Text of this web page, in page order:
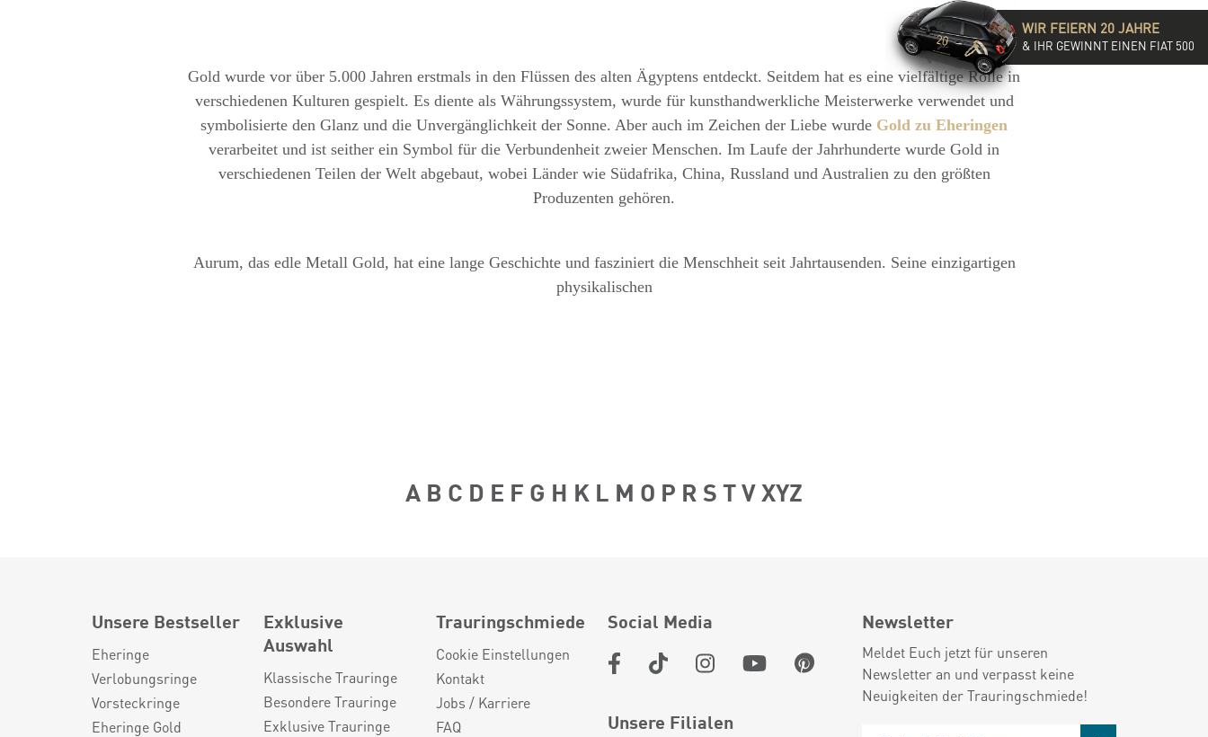
Gold wurde vor über 5.000 Jahren erstmals in den Flüssen des alten Ägyptens entdeckt. Seitdem hat es eine vielfältige Rolle in
verschiedenen Kulturen gespielt. Es diente als Währungssystem, wurde für kunsthandwerkliche Meisterwerke verwendet und
symbolisierte den Glanz und die Unvergänglichkeit der Sonne. Aber auch im Zeichen der Liebe wurde Gold zu Eheringen
verarbeitet und ist seither ein Symbol für die Verbundenheit zweier Menschen. Im Laufe der Jahrhunderte wurde Gold in
verschiedenen Teilen der Welt abgebaut, wobei Länder wie Südafrika, China, Russland und Australien zu den größten
Produzenten gehören.
Aurum, das edle Metall Gold, hat eine lange Geschichte und fasziniert die Menschheit seit Jahrtausenden. Seine einzigartigen
physikalischen
A B C D E F G H K L M O P RSTVXYZ
Unsere Bestseller
Eheringe
Verlobungsringe
Vorsteckringe
Eheringe Gold
Exklusive
Auswahl
Klassische Trauringe
Besondere Trauringe
Exklusive Trauringe
Trauringschmiede
Cookie Einstellungen
Kontakt
Jobs / Karriere
FAQ
Social Media
Unsere Filialen
Newsletter
Meldet Euch jetzt für unseren
Newsletter an und verpasst keine
Neuigkeiten der Trauringschmiede!
WIR FEIERN 20 JAHRE
& IHR GEWINNT EINEN FIAT 500